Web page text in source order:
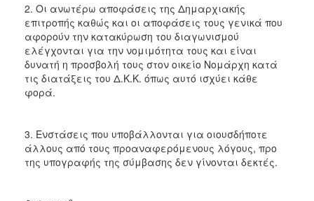
2. Οι ανωτέρω αποφάσεις της Δημαρχιακής
επιτροπής καθώς και οι αποφάσεις τους γενικά που
αφορούν την κατακύρωση του διαγωνισμού
ελέγχονται για την νομιμότητα τους και είναι
δυνατή η προσβολή τους στον οικείο Νομάρχη κατά
τις διατάξεις του Δ.Κ.Κ. όπως αυτό ισχύει κάθε
φορά.
3. Ενστάσεις που υποβάλλονται για οιουσδήποτε
άλλους από τους προαναφερόμενους λόγους, προ
της υπογραφής της σύμβασης δεν γίνονται δεκτές.